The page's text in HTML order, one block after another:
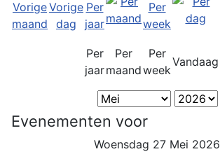
Per
jaar
Per
maand
Per
week
Vandaag
Evenementen voor
Woensdag 27 Mei 2026